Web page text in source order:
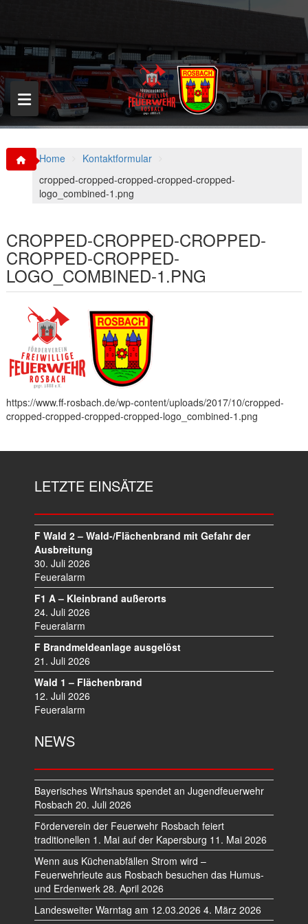
p
o
c
o
n
t
Home
Kontaktformular
cropped-cropped-cropped-cropped-cropped-
logo_combined-1.png
CROPPED-CROPPED-CROPPED-
CROPPED-CROPPED-
LOGO_COMBINED-1.PNG
https://www.ff-rosbach.de/wp-content/uploads/2017/10/cropped-
cropped-cropped-cropped-cropped-logo_combined-1.png
LETZTE EINSÄTZE
F Wald 2 – Wald-/Flächenbrand mit Gefahr der
Ausbreitung
30. Juli 2026
Feueralarm
F1 A – Kleinbrand außerorts
24. Juli 2026
Feueralarm
F Brandmeldeanlage ausgelöst
21. Juli 2026
Wald 1 – Flächenbrand
12. Juli 2026
Feueralarm
NEWS
Bayerisches Wirtshaus spendet an Jugendfeuerwehr
Rosbach 20. Juli 2026
Förderverein der Feuerwehr Rosbach feiert
traditionellen 1. Mai auf der Kapersburg 11. Mai 2026
Wenn aus Küchenabfällen Strom wird –
Feuerwehrleute aus Rosbach besuchen das Humus-
und Erdenwerk 28. April 2026
Landesweiter Warntag am 12.03.2026 4. März 2026